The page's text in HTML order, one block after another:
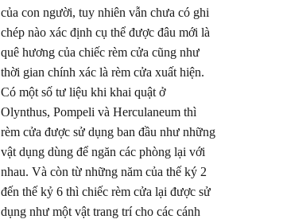
của con người, tuy nhiên vẫn chưa có ghi
chép nào xác định cụ thể được đâu mới là
quê hương của chiếc rèm cửa cũng như
thời gian chính xác là rèm cửa xuất hiện.
Có một số tư liệu khi khai quật ở
Olynthus, Pompeli và Herculaneum thì
rèm cửa được sử dụng ban đầu như những
vật dụng dùng để ngăn các phòng lại với
nhau. Và còn từ những năm của thế ký 2
đến thế kỷ 6 thì chiếc rèm cửa lại được sử
dụng như một vật trang trí cho các cánh